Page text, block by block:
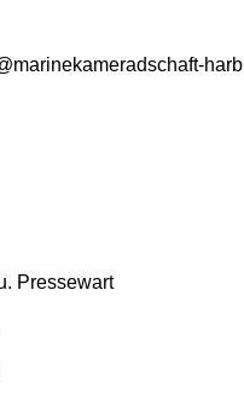
Pressewart